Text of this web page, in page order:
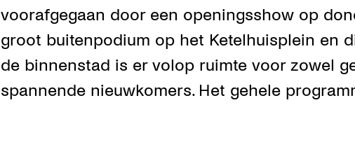
voorafgegaan door een openingsshow op
groot buitenpodium op het Ketelhuisplein en
de binnenstad is er volop ruimte voor zowel
spannende nieuwkomers. Het gehele